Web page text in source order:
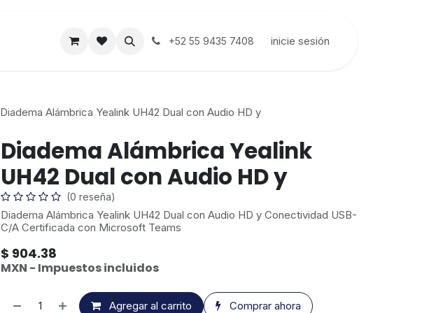
+52 55 9435 7408 inicie sesión
Diadema Alámbrica Yealink UH42 Dual con Audio HD y
Diadema Alámbrica Yealink
UH42 Dual con Audio HD y
(0 reseña)
Diadema Alámbrica Yealink UH42 Dual con Audio HD y Conectividad USB-
C/A Certificada con Microsoft Teams
$ 904.38
MXN - Impuestos incluidos
Agregar al carrito Comprar ahora